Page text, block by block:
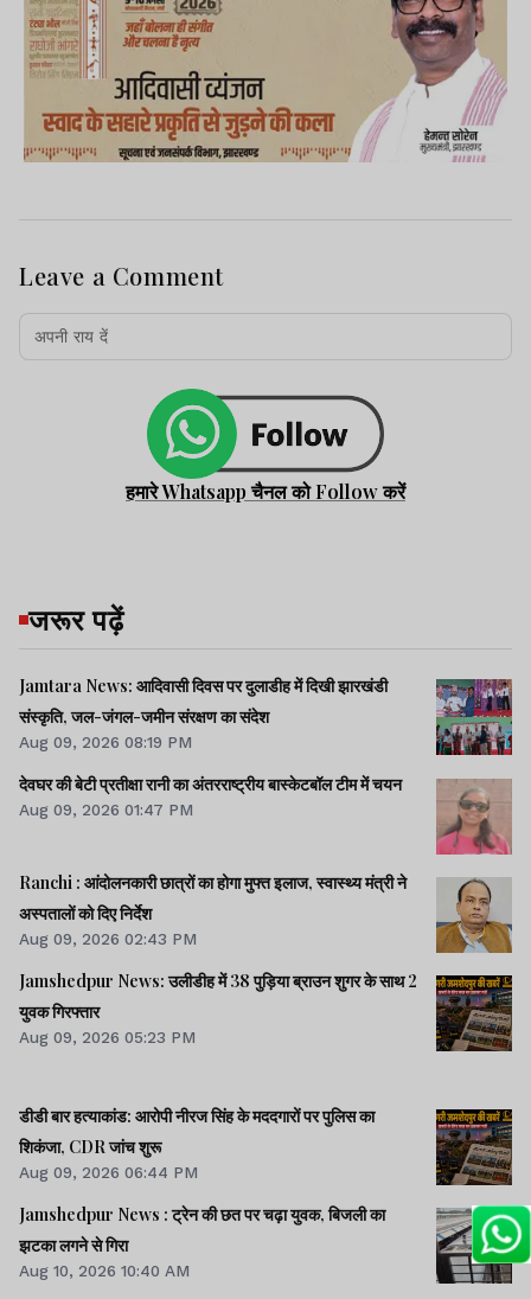
Leave a Comment
हमारे Whatsapp चैनल को Follow करें
जरूर पढ़ें
Jamtara News: आदिवासी दिवस पर दुलाडीह में दिखी झारखंडी
संस्कृति, जल-जंगल-जमीन संरक्षण का संदेश
Aug 09, 2026 08:19 PM
देवघर की बेटी प्रतीक्षा रानी का अंतरराष्ट्रीय बास्केटबॉल टीम में चयन
Aug 09, 2026 01:47 PM
Ranchi : आंदोलनकारी छात्रों का होगा मुफ्त इलाज, स्वास्थ्य मंत्री ने
अस्पतालों को दिए निर्देश
Aug 09, 2026 02:43 PM
Jamshedpur News: उलीडीह में 38 पुड़िया ब्राउन शुगर के साथ 2
युवक गिरफ्तार
Aug 09, 2026 05:23 PM
डीडी बार हत्याकांड: आरोपी नीरज सिंह के मददगारों पर पुलिस का
शिकंजा, CDR जांच शुरू
Aug 09, 2026 06:44 PM
Jamshedpur News : ट्रेन की छत पर चढ़ा युवक, बिजली का
झटका लगने से गिरा
Aug 10, 2026 10:40 AM